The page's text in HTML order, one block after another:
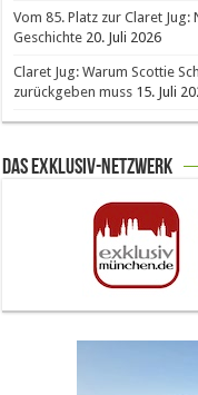
Vom 85. Platz zur Claret
Geschichte 20. Juli 2026
Claret Jug: Warum Scottie
zurückgeben muss 15. Juli
Das Exklusiv-Netzwerk